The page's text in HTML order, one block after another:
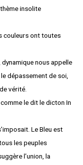
insolite
couleurs ont toutes
nous appelle
dépassement de soi,
vérité.
le dit le dicton In
Le Bleu est
les peuples
l’union, la